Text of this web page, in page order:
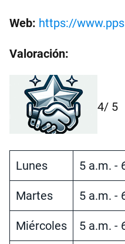
Web: https://
Valoración:
4/ 5
Lunes 5 a.m. -
Martes 5 a.m. -
Miércoles 5 a.m. -